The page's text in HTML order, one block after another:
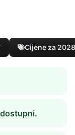
Cijene za 2028